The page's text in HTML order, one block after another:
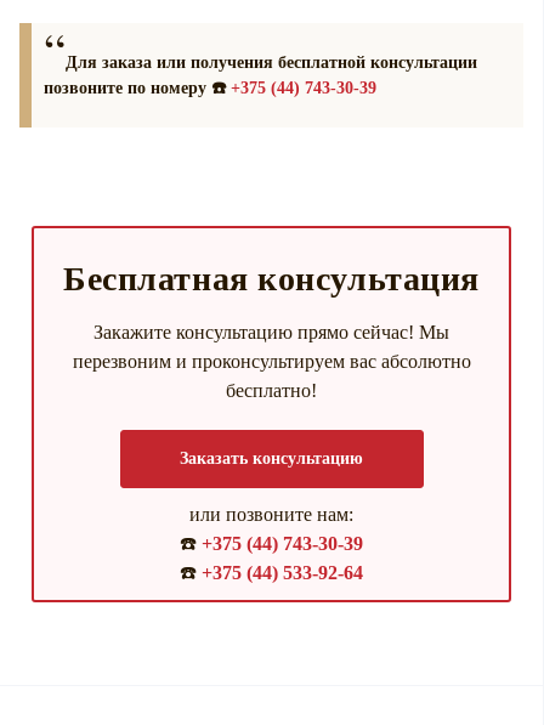
Для заказа или получения бесплатной консультации
позвоните по номеру ☎️ +375 (44) 743-30-39
Бесплатная консультация
Закажите консультацию прямо сейчас! Мы
перезвоним и проконсультируем вас абсолютно
бесплатно!
Заказать консультацию
или позвоните нам:
☎️ +375 (44) 743-30-39
☎️ +375 (44) 533-92-64